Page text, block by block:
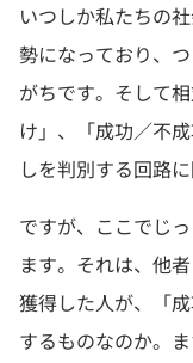
いつしか私たちの
勢になっており、
がちです。そして
け」、「成功／不
しを判別する回路に
ですが、ここでじ
ます。それは、他
獲得した人が、「
するものなのか。